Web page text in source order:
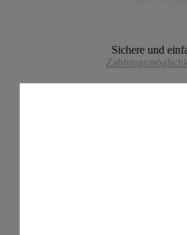
Sichere und